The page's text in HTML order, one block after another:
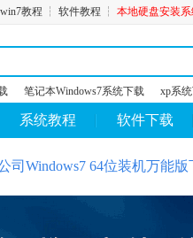
win7教程 ┆ 软件教程 ┆ 本地硬盘安装
笔记本Windows7系统下载 xp系
系统教程 软件下载
司Windows7 64位装机万能版